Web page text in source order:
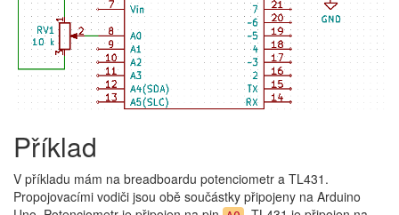
Příklad
V příkladu mám na breadboardu potenciometr a TL431.
Propojovacími vodiči jsou obě součástky připojeny na Arduino